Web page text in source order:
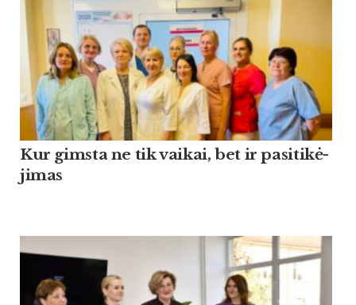
Kur gims­ta ne tik vai­kai, bet ir pa­si­ti­kė­
ji­mas